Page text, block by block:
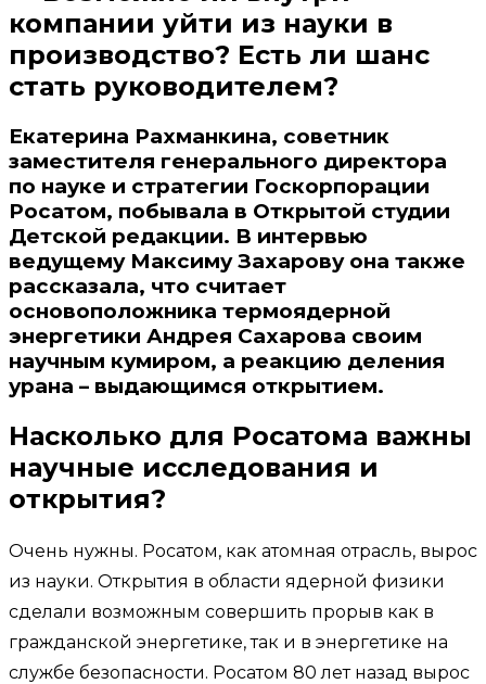
компании уйти из науки в
производство? Есть ли шанс
стать руководителем?
Екатерина Рахманкина, советник
заместителя генерального директора
по науке и стратегии Госкорпорации
Росатом, побывала в Открытой студии
Детской редакции. В интервью
ведущему Максиму Захарову она также
рассказала, что считает
основоположника термоядерной
энергетики Андрея Сахарова своим
научным кумиром, а реакцию деления
урана – выдающимся открытием.
Насколько для Росатома важны
научные исследования и
открытия?
Очень нужны. Росатом, как атомная отрасль, вырос
из науки. Открытия в области ядерной физики
сделали возможным совершить прорыв как в
гражданской энергетике, так и в энергетике на
службе безопасности. Росатом 80 лет назад вырос